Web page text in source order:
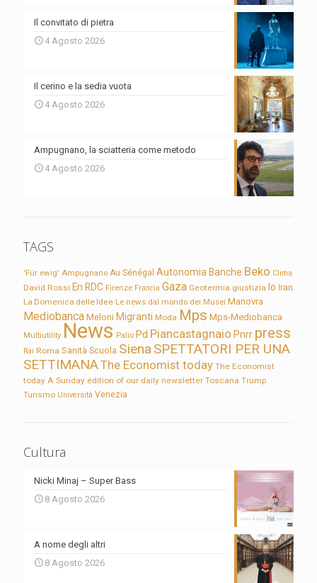
Il convitato di pietra
4 Agosto 2026
Il cerino e la sedia vuota
4 Agosto 2026
Ampugnano, la sciatteria come metodo
4 Agosto 2026
TAGS
'Für ewig' Ampugnano Au Sénégal Autonomia Banche Beko Clima
David Rossi En RDC Firenze Francia Gaza Geotermia giustizia Io Iran
La Domenica delle Idee Le news dal mondo dei Musei Manovra
Mediobanca Meloni Migranti Moda Mps Mps-Mediobanca
Multiutility News Palio Pd Piancastagnaio Pnrr press
Rai Roma Sanità Scuola Siena SPETTATORI PER UNA
SETTIMANAThe Economist today The Economist
today A Sunday edition of our daily newsletter Toscana Trump
Turismo Università Venezia
Cultura
Nicki Minaj – Super Bass
8 Agosto 2026
A nome degli altri
8 Agosto 2026